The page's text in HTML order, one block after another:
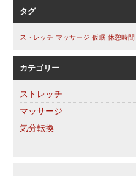
タグ
ストレッチ マッサージ 仮眠 休憩時間
カテゴリー
ストレッチ
マッサージ
気分転換